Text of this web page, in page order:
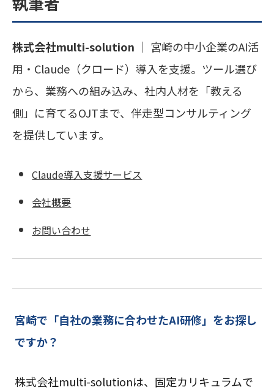
株式会社multi-solution ｜ 宮崎の中小企業のAI活
用・Claude（クロード）導入を支援。ツール選び
から、業務への組み込み、社内人材を「教える
側」に育てるOJTまで、伴走型コンサルティング
を提供しています。
Claude導入支援サービス
会社概要
お問い合わせ
宮崎で「自社の業務に合わせたAI研修」をお探し
ですか？
株式会社multi-solutionは、固定カリキュラムで